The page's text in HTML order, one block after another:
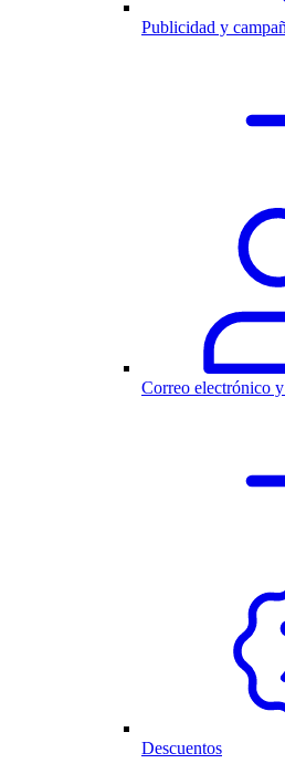
Publicidad y
Correo electrónico
Descuentos